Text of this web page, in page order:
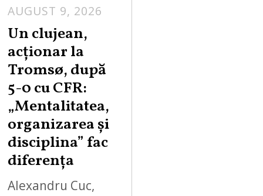
AUGUST 9, 2026
Un clujean,
acționar la
Tromsø, după
5-0 cu CFR:
„Mentalitatea,
organizarea și
disciplina” fac
diferența
Alexandru Cuc,